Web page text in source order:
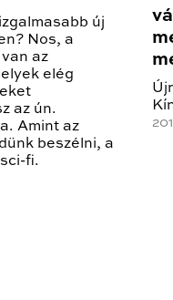
új
Nos, a
az
elég
az ún.
Amint az
beszélni, a
fi.